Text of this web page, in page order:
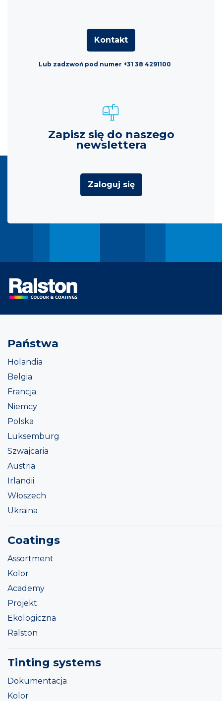
Kontakt
Lub zadzwoń pod numer +31 38 4291100
Zapisz się do naszego
newslettera
Zaloguj się
Państwa
Holandia
Belgia
Francja
Niemcy
Polska
Luksemburg
Szwajcaria
Austria
Irlandii
Włoszech
Ukraina
Coatings
Assortment
Kolor
Academy
Projekt
Ekologiczna
Ralston
Tinting systems
Dokumentacja
Kolor